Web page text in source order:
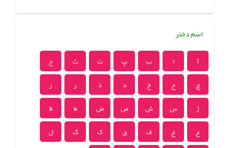
اسم دختر
آ ا ب پ ت ث
ج
چ
ح خ د ذ ر
ز
ژ
س ش ص ض ط
ظ
ع
غ ف ق ک گ
ل